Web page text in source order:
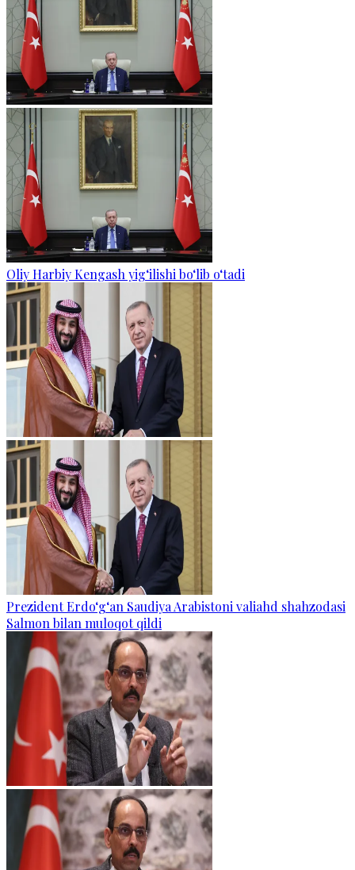
Oliy Harbiy Kengash yig‘ilishi bo‘lib o‘tadi
Prezident Erdo‘g‘an Saudiya Arabistoni valiahd shahzodasi
Salmon bilan muloqot qildi